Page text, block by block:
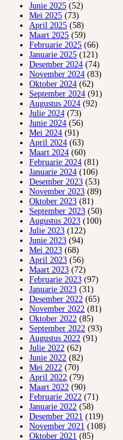
Junie 2025 (52)
Mei 2025 (73)
April 2025 (58)
Maart 2025 (59)
Februarie 2025 (66)
Januarie 2025 (121)
Desember 2024 (74)
November 2024 (83)
Oktober 2024 (62)
September 2024 (91)
Augustus 2024 (92)
Julie 2024 (73)
Junie 2024 (56)
Mei 2024 (91)
April 2024 (63)
Maart 2024 (60)
Februarie 2024 (81)
Januarie 2024 (106)
Desember 2023 (53)
November 2023 (89)
Oktober 2023 (81)
September 2023 (50)
Augustus 2023 (100)
Julie 2023 (122)
Junie 2023 (94)
Mei 2023 (68)
April 2023 (56)
Maart 2023 (72)
Februarie 2023 (97)
Januarie 2023 (31)
Desember 2022 (65)
November 2022 (81)
Oktober 2022 (85)
September 2022 (93)
Augustus 2022 (91)
Julie 2022 (62)
Junie 2022 (82)
Mei 2022 (70)
April 2022 (79)
Maart 2022 (90)
Februarie 2022 (71)
Januarie 2022 (58)
Desember 2021 (119)
November 2021 (108)
Oktober 2021 (85)